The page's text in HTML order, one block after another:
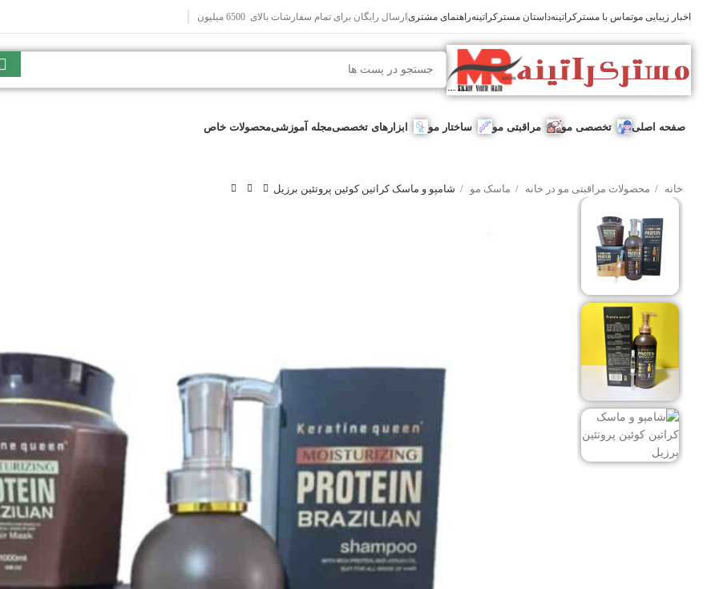
اخبار زیبایی موتماس با مسترکراتینهداستان مسترکراتینهراهنمای مشتریارسال رایگان برای تمام سفارشات بالای 6500 میلیون
صفحه اصلی تخصصی مو مراقبتی مو ساختار مو ابزارهای تخصصیمجله آموزشیمحصولات خاص
خانه محصولات مراقبتی مو در خانه ماسک مو شامپو و ماسک کراتین کوئین پروتئین برزیل